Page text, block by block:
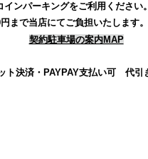
ンパーキングをご利用ください。
まで当店にてご負担いたします。
契約駐車場の案内MAP
ト決済・PAYPAY支払い可 代引